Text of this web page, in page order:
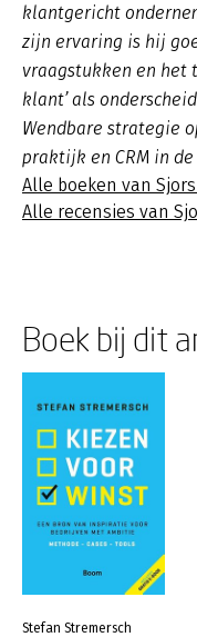
klantgericht
zijn ervaring is hij
vraagstukken en het
klant’ als
Wendbare strategie
praktijk en CRM in
Alle boeken van
Alle recensies van
Boek bij dit
Stefan Stremersch